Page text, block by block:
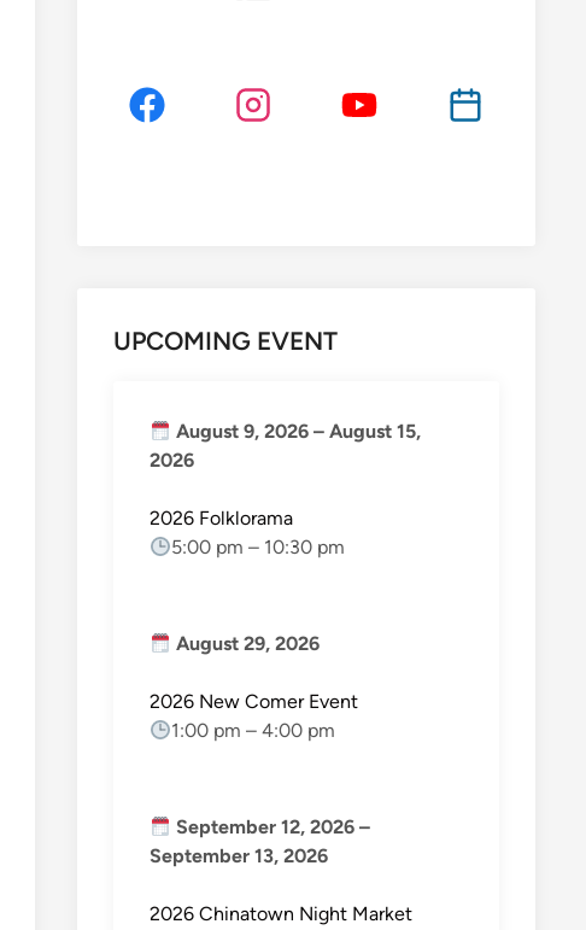
UPCOMING EVENT
August 9, 2026 – August 15,
2026
2026 Folklorama
5:00 pm – 10:30 pm
August 29, 2026
2026 New Comer Event
1:00 pm – 4:00 pm
September 12, 2026 –
September 13, 2026
2026 Chinatown Night Market